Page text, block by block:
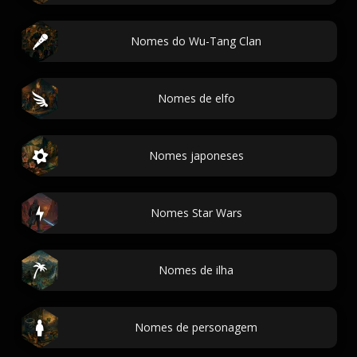
Nomes do Wu-Tang Clan
Nomes de elfo
Nomes japoneses
Nomes Star Wars
Nomes de ilha
Nomes de personagem